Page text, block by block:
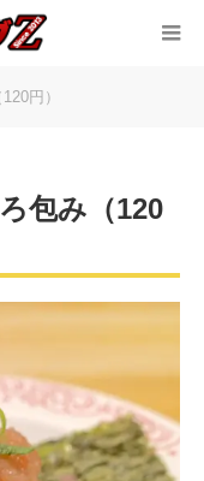
円）
包み（120